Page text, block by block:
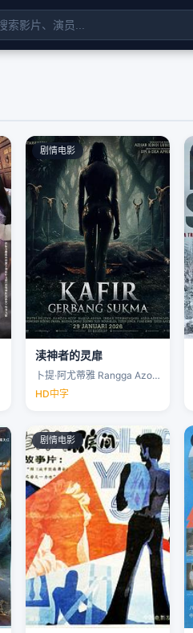
剧情电影
渎神者的灵扉
卜提·阿尤蒂雅 Rangga Azof Nadya …
HD中字
剧情电影